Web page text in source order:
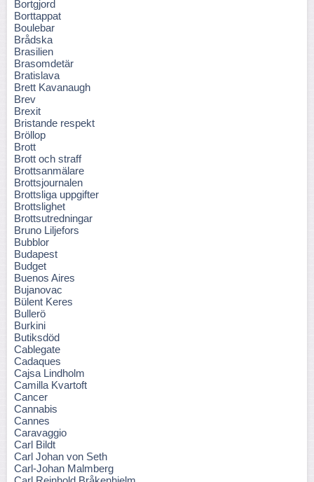
Bortgjord
Borttappat
Boulebar
Brådska
Brasilien
Brasomdetär
Bratislava
Brett Kavanaugh
Brev
Brexit
Bristande respekt
Bröllop
Brott
Brott och straff
Brottsanmälare
Brottsjournalen
Brottsliga uppgifter
Brottslighet
Brottsutredningar
Bruno Liljefors
Bubblor
Budapest
Budget
Buenos Aires
Bujanovac
Bülent Keres
Bullerö
Burkini
Butiksdöd
Cablegate
Cadaques
Cajsa Lindholm
Camilla Kvartoft
Cancer
Cannabis
Cannes
Caravaggio
Carl Bildt
Carl Johan von Seth
Carl-Johan Malmberg